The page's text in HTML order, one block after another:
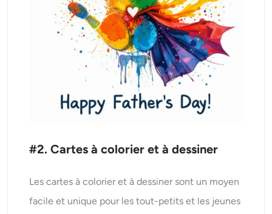
#2. Cartes à colorier et à dessiner
Les cartes à colorier et à dessiner sont un moyen
facile et unique pour les tout-petits et les jeunes